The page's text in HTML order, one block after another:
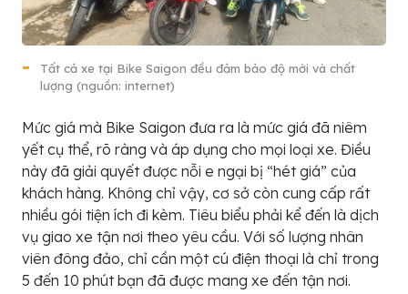
Tất cả xe tại Bike Saigon đều đảm bảo độ mới và chất
lượng (nguồn: internet)
Mức giá mà Bike Saigon đưa ra là mức giá đã niêm
yết cụ thể, rõ ràng và áp dụng cho mọi loại xe. Điều
này đã giải quyết được nỗi e ngại bị “hét giá” của
khách hàng. Không chỉ vậy, cơ sở còn cung cấp rất
nhiều gói tiện ích đi kèm. Tiêu biểu phải kể đến là dịch
vụ giao xe tận nơi theo yêu cầu. Với số lượng nhân
viên đông đảo, chỉ cần một cú điện thoại là chỉ trong
5 đến 10 phút bạn đã được mang xe đến tận nơi.